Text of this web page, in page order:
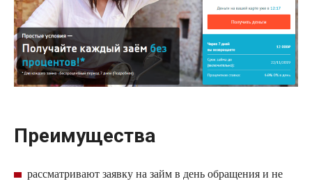
Преимущества
рассматривают заявку назайм в день обращения и не